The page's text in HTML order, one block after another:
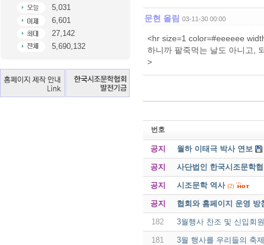
5,031
6,601
27,142
5,690,132
문현 올림 03-11-30 00:00
<hr size=1 color=#eeeeee
하니까 팥죽먹는 날도 아니고,
>
번호
공지 월하 이태극 박사 연보
공지 사단법인 한국시조문학
공지 시조문학 역사 (2)
공지 협회와 홈페이지 운영 방
182 3월행사 찬조 및 신입회
181 3월 행사를 우리들의 축